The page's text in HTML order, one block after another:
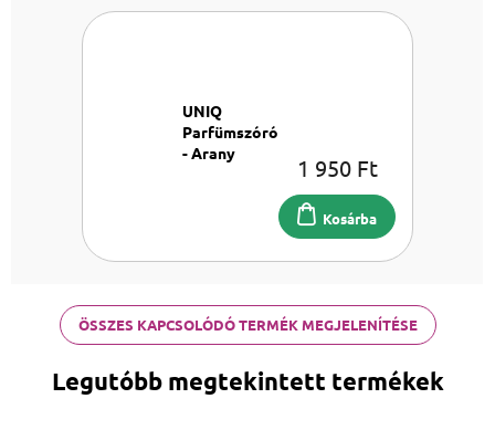
UNIQ
Parfümszóró
- Arany
1 950 Ft
Kosárba
ÖSSZES KAPCSOLÓDÓ TERMÉK MEGJELENÍTÉSE
Legutóbb megtekintett termékek